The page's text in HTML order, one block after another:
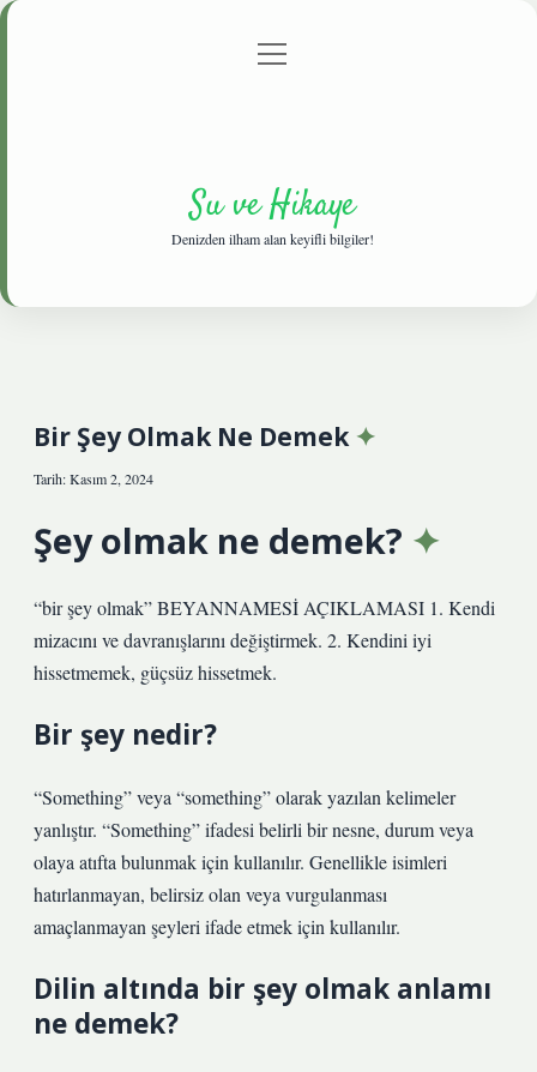
Gizlilik Politikası
menüyü
Su ve Hikaye
Denizden ilham alan keyifli bilgiler!
Bir Şey Olmak Ne Demek
Tarih: Kasım 2, 2024
Şey olmak ne demek?
“bir şey olmak” BEYANNAMESİ AÇIKLAMASI 1. Kendi
mizacını ve davranışlarını değiştirmek. 2. Kendini iyi
hissetmemek, güçsüz hissetmek.
Bir şey nedir?
“Something” veya “something” olarak yazılan kelimeler
yanlıştır. “Something” ifadesi belirli bir nesne, durum veya
olaya atıfta bulunmak için kullanılır. Genellikle isimleri
hatırlanmayan, belirsiz olan veya vurgulanması
amaçlanmayan şeyleri ifade etmek için kullanılır.
Dilin altında bir şey olmak anlamı
ne demek?